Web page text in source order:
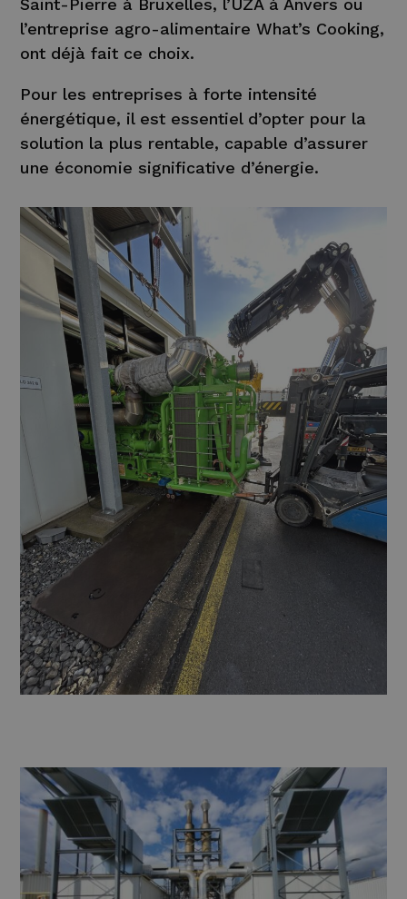
l’entreprise agro-alimentaire What’s Cooking,
ont déjà fait ce choix.
Pour les entreprises à forte intensité
énergétique, il est essentiel d’opter pour la
solution la plus rentable, capable d’assurer
une économie significative d’énergie.